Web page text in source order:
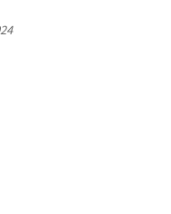
“Guerra contra a